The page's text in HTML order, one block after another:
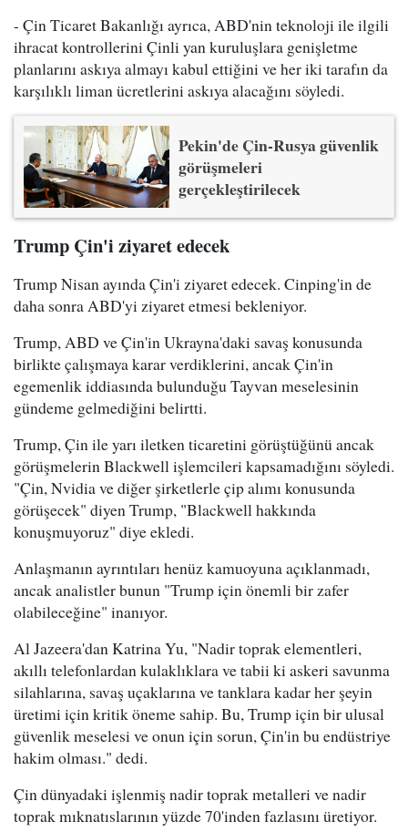
- Çin Ticaret Bakanlığı ayrıca, ABD'nin teknoloji ile ilgili
ihracat kontrollerini Çinli yan kuruluşlara genişletme
planlarını askıya almayı kabul ettiğini ve her iki tarafın da
karşılıklı liman ücretlerini askıya alacağını söyledi.
Pekin'de Çin-Rusya güvenlik
görüşmeleri
gerçekleştirilecek
Trump Çin'i ziyaret edecek
Trump Nisan ayında Çin'i ziyaret edecek. Cinping'in de
daha sonra ABD'yi ziyaret etmesi bekleniyor.
Trump, ABD ve Çin'in Ukrayna'daki savaş konusunda
birlikte çalışmaya karar verdiklerini, ancak Çin'in
egemenlik iddiasında bulunduğu Tayvan meselesinin
gündeme gelmediğini belirtti.
Trump, Çin ile yarı iletken ticaretini görüştüğünü ancak
görüşmelerin Blackwell işlemcileri kapsamadığını söyledi.
"Çin, Nvidia ve diğer şirketlerle çip alımı konusunda
görüşecek" diyen Trump, "Blackwell hakkında
konuşmuyoruz" diye ekledi.
Anlaşmanın ayrıntıları henüz kamuoyuna açıklanmadı,
ancak analistler bunun "Trump için önemli bir zafer
olabileceğine" inanıyor.
Al Jazeera'dan Katrina Yu, "Nadir toprak elementleri,
akıllı telefonlardan kulaklıklara ve tabii ki askeri savunma
silahlarına, savaş uçaklarına ve tanklara kadar her şeyin
üretimi için kritik öneme sahip. Bu, Trump için bir ulusal
güvenlik meselesi ve onun için sorun, Çin'in bu endüstriye
hakim olması." dedi.
Çin dünyadaki işlenmiş nadir toprak metalleri ve nadir
toprak mıknatıslarının yüzde 70'inden fazlasını üretiyor.